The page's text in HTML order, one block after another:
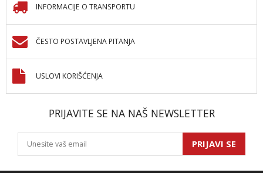
INFORMACIJE O TRANSPORTU
ČESTO POSTAVLJENA PITANJA
USLOVI KORIŠĆENJA
PRIJAVITE SE NA NAŠ NEWSLETTER
PRIJAVI SE